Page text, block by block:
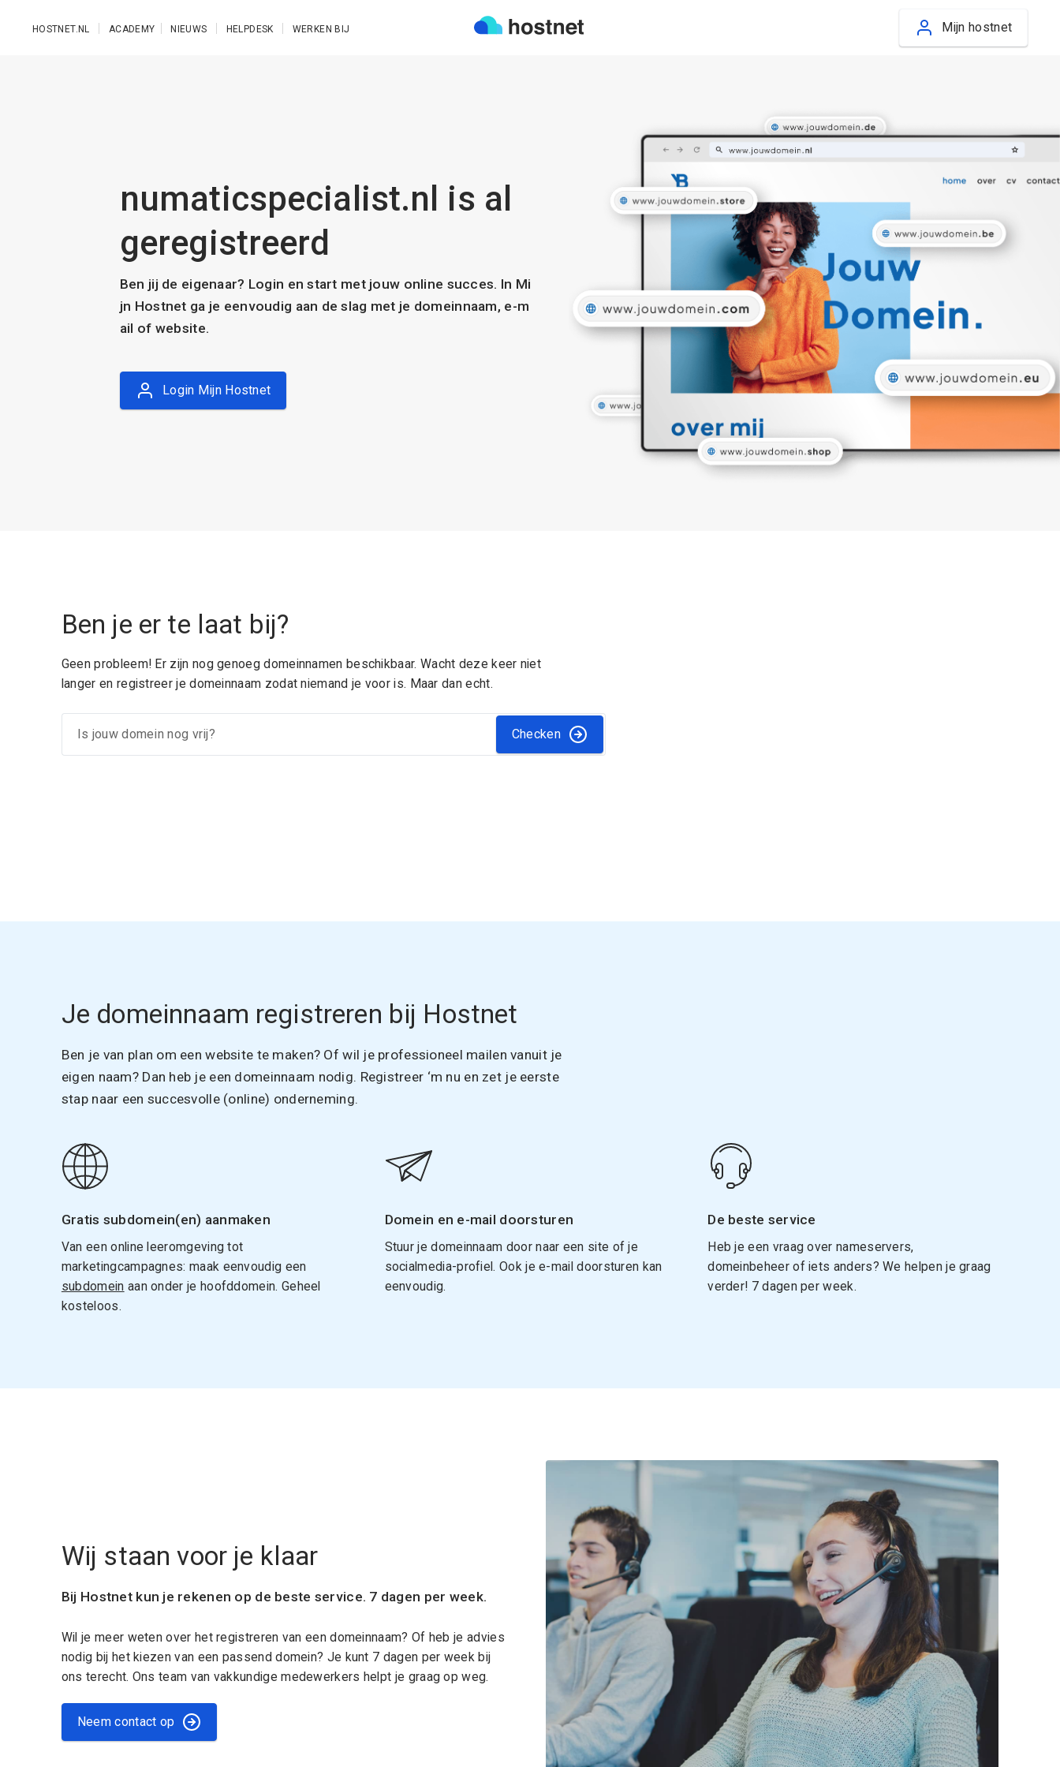
HOSTNET.NL ACADEMY NIEUWS HELPDESK WERKEN BIJ Mijn hostnet
numaticspecialist.nl is al
geregistreerd
Ben jij de eigenaar? Login en start met jouw online succes. In Mi
jn Hostnet ga je eenvoudig aan de slag met je domeinnaam, e-m
ail of website.
Login Mijn Hostnet
Ben je er te laat bij?
Geen probleem! Er zijn nog genoeg domeinnamen beschikbaar. Wacht deze keer niet
langer en registreer je domeinnaam zodat niemand je voor is. Maar dan echt.
Checken
Je domeinnaam registreren bij Hostnet
Ben je van plan om een website te maken? Of wil je professioneel mailen vanuit je
eigen naam? Dan heb je een domeinnaam nodig. Registreer ‘m nu en zet je eerste
stap naar een succesvolle (online) onderneming.
Gratis subdomein(en) aanmaken
Van een online leeromgeving tot
marketingcampagnes: maak eenvoudig een
subdomein aan onder je hoofddomein. Geheel
kosteloos.
Domein en e-mail doorsturen
Stuur je domeinnaam door naar een site of je
socialmedia-profiel. Ook je e-mail doorsturen kan
eenvoudig.
De beste service
Heb je een vraag over nameservers,
domeinbeheer of iets anders? We helpen je graag
verder! 7 dagen per week.
Wij staan voor je klaar
Bij Hostnet kun je rekenen op de beste service. 7 dagen per week.
Wil je meer weten over het registreren van een domeinnaam? Of heb je advies
nodig bij het kiezen van een passend domein? Je kunt 7 dagen per week bij
ons terecht. Ons team van vakkundige medewerkers helpt je graag op weg.
Neem contact op